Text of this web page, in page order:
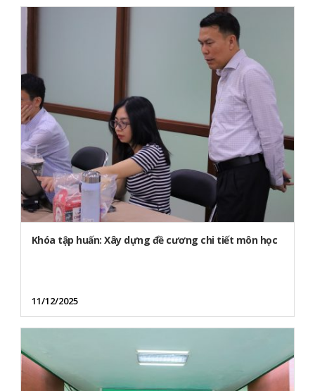
Khóa tập huấn: Xây dựng đề cương chi tiết môn học
11/12/2025